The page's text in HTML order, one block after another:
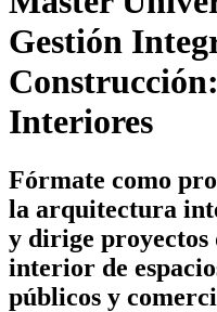
Gestión
Interiores
Fórmate como
la arquitectura
y dirige
interior de
públicos y